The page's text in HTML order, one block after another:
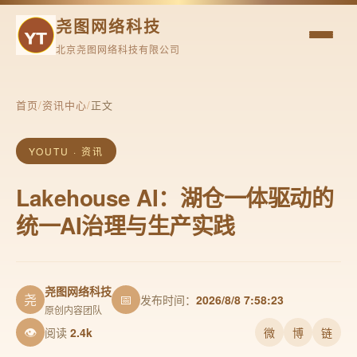
尧图网络科技
北京尧图网络科技有限公司
首页/资讯中心/正文
YOUTU · 资讯
Lakehouse AI：湖仓一体驱动的
统一AI治理与生产实践
尧 尧图网络科技
原创内容团队
📅 发布时间： 2026/8/8 7:58:23
👁 阅读 2.4k 微 博 链